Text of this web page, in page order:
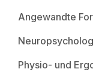
Angewandte
Physio- und